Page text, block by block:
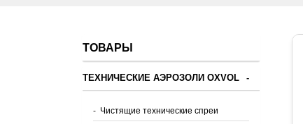
ТОВАРЫ
-
ТЕХНИЧЕСКИЕ АЭРОЗОЛИ OXVOL
- Чистящие технические спреи